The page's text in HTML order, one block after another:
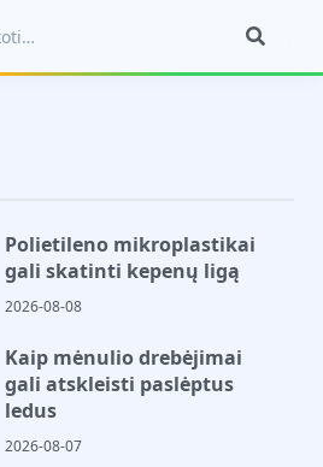
Polietileno mikroplastikai
gali skatinti kepenų ligą
2026-08-08
Kaip mėnulio drebėjimai
gali atskleisti paslėptus
ledus
2026-08-07